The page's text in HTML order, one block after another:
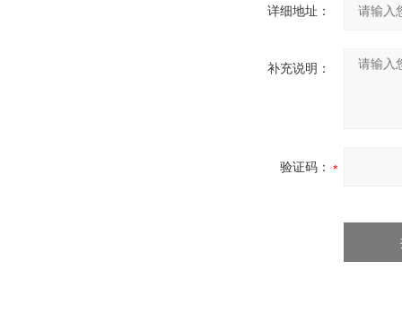
详细地址：
补充说明：
验证码：